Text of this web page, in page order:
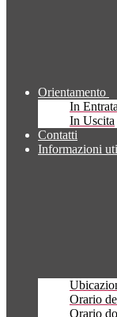
Orientamento
In Entrata
In Uscita
Contatti
Informazioni
Orario
Orario